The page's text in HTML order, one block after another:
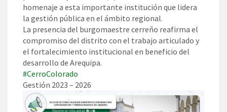
homenaje a esta importante institución que lidera
la gestión pública en el ámbito regional.
La presencia del burgomaestre cerreño reafirma el
compromiso del distrito con el trabajo articulado y
el fortalecimiento institucional en beneficio del
desarrollo de Arequipa.
#CerroColorado
Gestión 2023 – 2026